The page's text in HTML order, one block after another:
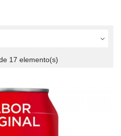
17 elemento(s)